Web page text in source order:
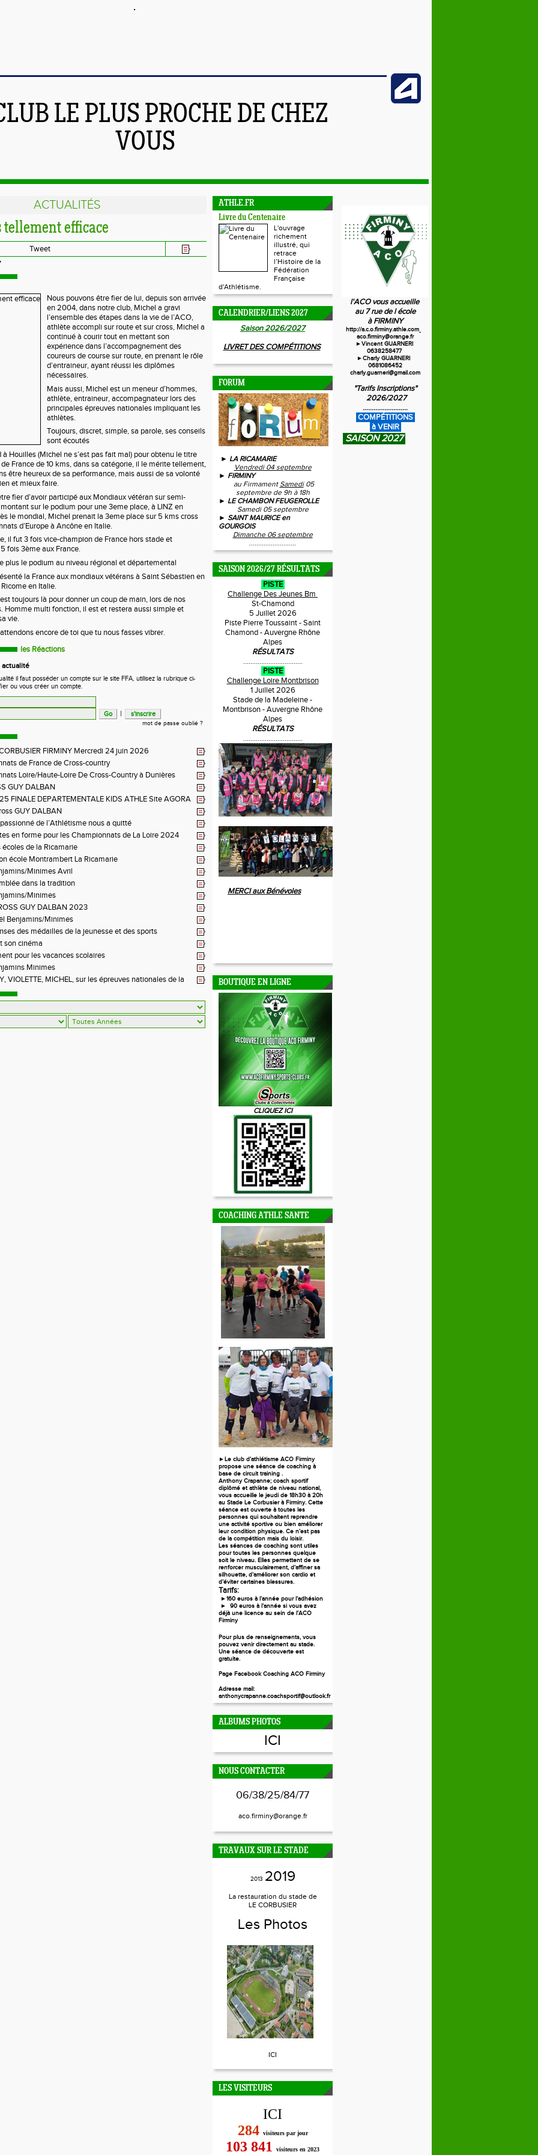
LE PLUS PROCHE DE CHEZ
VOUS
ACTUALITÉS
efficace
Tweet
Nous pouvons être fier de lui, depuis son arrivée
en 2004, dans notre club, Michel a gravi
l’ensemble des étapes dans la vie de l’ACO,
athlète accompli sur route et sur cross, Michel a
continué à courir tout en mettant son
expérience dans l’accompagnement des
coureurs de course sur route, en prenant le rôle
d’entraineur, ayant réussi les diplômes
nécessaires.
Mais aussi, Michel est un meneur d’hommes,
athlète, entraineur, accompagnateur lors des
principales épreuves nationales impliquant les
athlètes.
Toujours, discret, simple, sa parole, ses conseils
sont écoutés
à Houilles (Michel ne s’est pas fait mal) pour obtenu le titre
France de 10 kms, dans sa catégorie, il le mérite tellement,
être heureux de sa performance, mais aussi de sa volonté
et mieux faire.
fier d’avoir participé aux Mondiaux vétéran sur semi-
sur le podium pour une 3eme place, à LINZ en
le mondial, Michel prenait la 3eme place sur 5 kms cross
d’Europe à Ancône en Italie.
il fut 3 fois vice-champion de France hors stade et
fois 3ème aux France.
plus le podium au niveau régional et départemental
la France aux mondiaux vétérans à Saint Sébastien en
en Italie.
toujours là pour donner un coup de main, lors de nos
Homme multi fonction, il est et restera aussi simple et
vie.
encore de toi que tu nous fasses vibrer.
les Réactions
actualité
il faut posséder un compte sur le site FFA, utilisez la rubrique ci-
ou vous créer un compte.
|
mot de passe oublié ?
FIRMINY Mercredi 24 juin 2026
de France de Cross-country
Loire/Haute-Loire De Cross-Country à Dunières
GUY DALBAN
FINALE DEPARTEMENTALE KIDS ATHLE Site AGORA
FEUGEROLLES
GUY DALBAN
de l’Athlétisme nous a quitté
en forme pour les Championnats de La Loire 2024
écoles de la Ricamarie
école Montrambert La Ricamarie
Minimes Avril
dans la tradition
Minimes
GUY DALBAN 2023
Benjamins/Minimes
des médailles de la jeunesse et des sports
son cinéma
pour les vacances scolaires
Minimes
VIOLETTE, MICHEL, sur les épreuves nationales de la
ATHLE.FR
Livre du Centenaire
L'ouvrage
richement
illustré, qui
retrace
l’Histoire de la
Fédération
Française
d'Athlétisme.
CALENDRIER/LIENS 2027
Saison 2026/2027
LIVRET DES COMPÉTITIONS
FORUM
► LA RICAMARIE
Vendredi 04 septembre
► FIRMINY
au Firmament Samedi05
septembre de 9h à 18h
► LE CHAMBON FEUGEROLLE
Samedi 05 septembre
► SAINT MAURICE en
GOURGOIS
Dimanche 06 septembre
..........................
SAISON 2026/27 RÉSULTATS
PISTE
Challenge Des Jeunes Bm
St-Chamond
5 Juillet 2026
Piste Pierre Toussaint - Saint
Chamond - Auvergne Rhône
Alpes
RÉSULTATS
.................................
PISTE
Challenge Loire Montbrison
1 Juillet 2026
Stade de la Madeleine -
Montbrison - Auvergne Rhône
Alpes
RÉSULTATS
.................................
MERCI aux Bénévoles
BOUTIQUE EN LIGNE
CLIQUEZ ICI
COACHING ATHLE SANTE
►Le club d’athlétisme ACO Firminy
propose une séance de coaching à
base de circuit training .
Anthony Crapanne; coach sportif
diplômé et athlète de niveau national,
vous accueille le jeudi de 18h30 à 20h
au Stade Le Corbusier à Firminy. Cette
séance est ouverte à toutes les
personnes qui souhaitent reprendre
une activité sportive ou bien améliorer
leur condition physique. Ce n’est pas
de la compétition mais du loisir.
Les séances de coaching sont utiles
pour toutes les personnes quelque
soit le niveau. Elles permettent de se
renforcer musculairement, d’affiner sa
silhouette, d’améliorer son cardio et
d’éviter certaines blessures.
Tarifs:
►160 euros à l’année pour l’adhésion
► 90 euros à l’année si vous avez
déjà une licence au sein de l’ACO
Firminy
Pour plus de renseignements, vous
pouvez venir directement au stade.
Une séance de découverte est
gratuite.
Page Facebook Coaching ACO Firminy
Adresse mail:
anthonycrapanne.coachsportif@outlook.fr
ALBUMS PHOTOS
ICI
NOUS CONTACTER
06/38/25/84/77
aco.firminy@orange.fr
TRAVAUX SUR LE STADE
2013 2019
La restauration du stade de
LE CORBUSIER
Les Photos
ICI
LES VISITEURS
ICI
284 visiteurs par jour
103 841
visiteurs en 2023
l'ACO vous accueille
au 7 rue de l école
à FIRMINY
http://a.c.o.firminy.athle.com
aco.firminy@orange.fr
►Vincent GUARNERI
0638258477
►Charly GUARNERI
0681086452
charly.guarneri@gmail.com
"Tarifs Inscriptions"
2026/2027
.........................
COMPÉTITIONS
à VENIR
SAISON 2027